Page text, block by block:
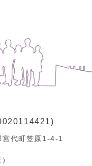
代町笠原1-4-1